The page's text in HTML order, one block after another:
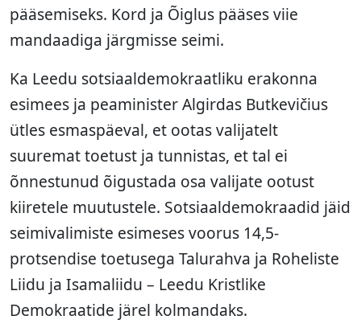
pääsemiseks. Kord ja Õiglus pääses viie
mandaadiga järgmisse seimi.
Ka Leedu sotsiaaldemokraatliku erakonna
esimees ja peaminister Algirdas Butkevičius
ütles esmaspäeval, et ootas valijatelt
suuremat toetust ja tunnistas, et tal ei
õnnestunud õigustada osa valijate ootust
kiiretele muutustele. Sotsiaaldemokraadid jäid
seimivalimiste esimeses voorus 14,5-
protsendise toetusega Talurahva ja Roheliste
Liidu ja Isamaliidu – Leedu Kristlike
Demokraatide järel kolmandaks.